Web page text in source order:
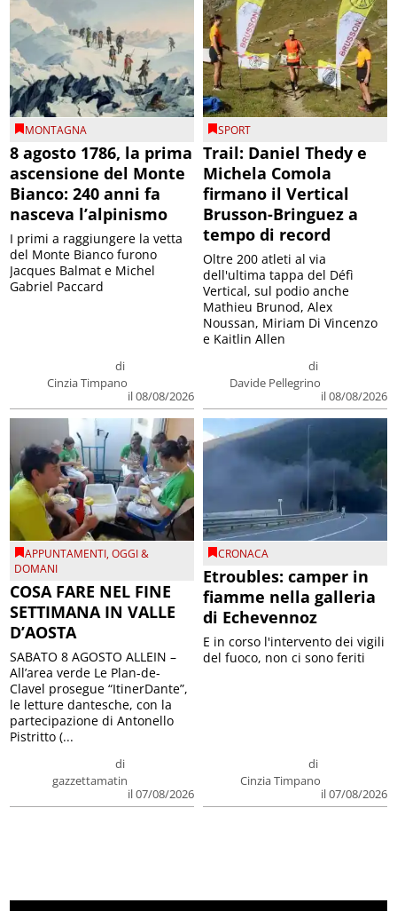
MONTAGNA
8 agosto 1786, la prima
ascensione del Monte
Bianco: 240 anni fa
nasceva l’alpinismo
di
Cinzia Timpano
il 08/08/2026
I primi a raggiungere la vetta
del Monte Bianco furono
Jacques Balmat e Michel
Gabriel Paccard
SPORT
Trail: Daniel Thedy e
Michela Comola
firmano il Vertical
Brusson-Bringuez a
tempo di record
di
Davide Pellegrino
il 08/08/2026
Oltre 200 atleti al via
dell'ultima tappa del Défì
Vertical, sul podio anche
Mathieu Brunod, Alex
Noussan, Miriam Di Vincenzo
e Kaitlin Allen
APPUNTAMENTI,OGGI &
DOMANI
COSA FARE NEL FINE
SETTIMANA IN VALLE
D’AOSTA
di
gazzettamatin
il 07/08/2026
SABATO 8 AGOSTO ALLEIN –
All’area verde Le Plan-de-
Clavel prosegue “ItinerDante”,
le letture dantesche, con la
partecipazione di Antonello
Pistritto (...
CRONACA
Etroubles: camper in
fiamme nella galleria
di Echevennoz
di
Cinzia Timpano
il 07/08/2026
E in corso l'intervento dei vigili
del fuoco, non ci sono feriti